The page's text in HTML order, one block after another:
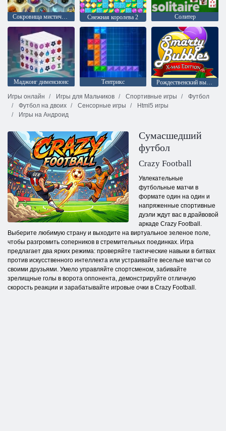
Сокровища мистического моря Снежная королева 2 Солитер
Mаджонг дименсионс Тентрикс
Рождественский выпуск: Забавные пузыри
Игры онлайн
Игры для Мальчиков Спортивные игры
Футбол
Футбол на двоих
Сенсорные игры
Html5 игры
Игры на Андроид
Сумасшедший
футбол
Crazy Football
Увлекательные
футбольные матчи в
формате один на один и
напряженные спортивные
дуэли ждут вас в драйвовой
аркаде Crazy Football.
Выберите любимую страну и выходите на виртуальное зеленое поле,
чтобы разгромить соперников в стремительных поединках. Игра
предлагает два ярких режима: проверяйте тактические навыки в битвах
против искусственного интеллекта или устраивайте веселые матчи со
своими друзьями. Умело управляйте спортсменом, забивайте
зрелищные голы в ворота оппонента, демонстрируйте отличную
скорость реакции и зарабатывайте игровые очки в Crazy Football.